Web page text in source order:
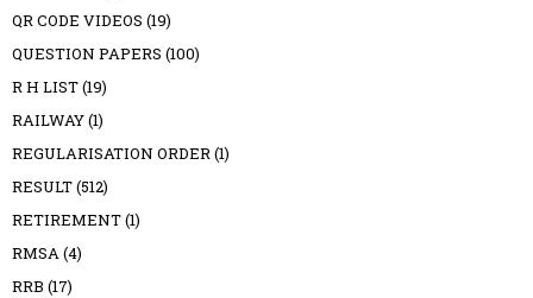
QR CODE VIDEOS (19)
QUESTION PAPERS (100)
R H LIST(19)
RAILWAY(1)
REGULARISATION ORDER(1)
RESULT(512)
RETIREMENT(1)
RMSA(4)
RRB (17)